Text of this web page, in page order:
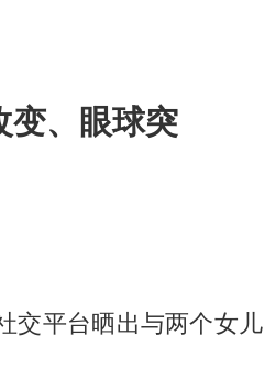
变、眼球突
交平台晒出与两个女儿